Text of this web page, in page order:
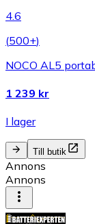
4.6
(500+)
NOCO AL5
1 239 kr
I lager
Till butik
Annons
Annons